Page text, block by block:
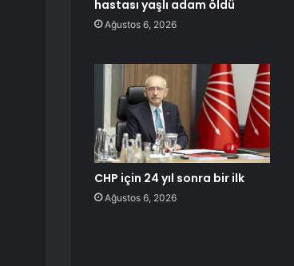
hastası yaşlı adam öldü
Ağustos 6, 2026
CHP için 24 yıl sonra bir ilk
Ağustos 6, 2026